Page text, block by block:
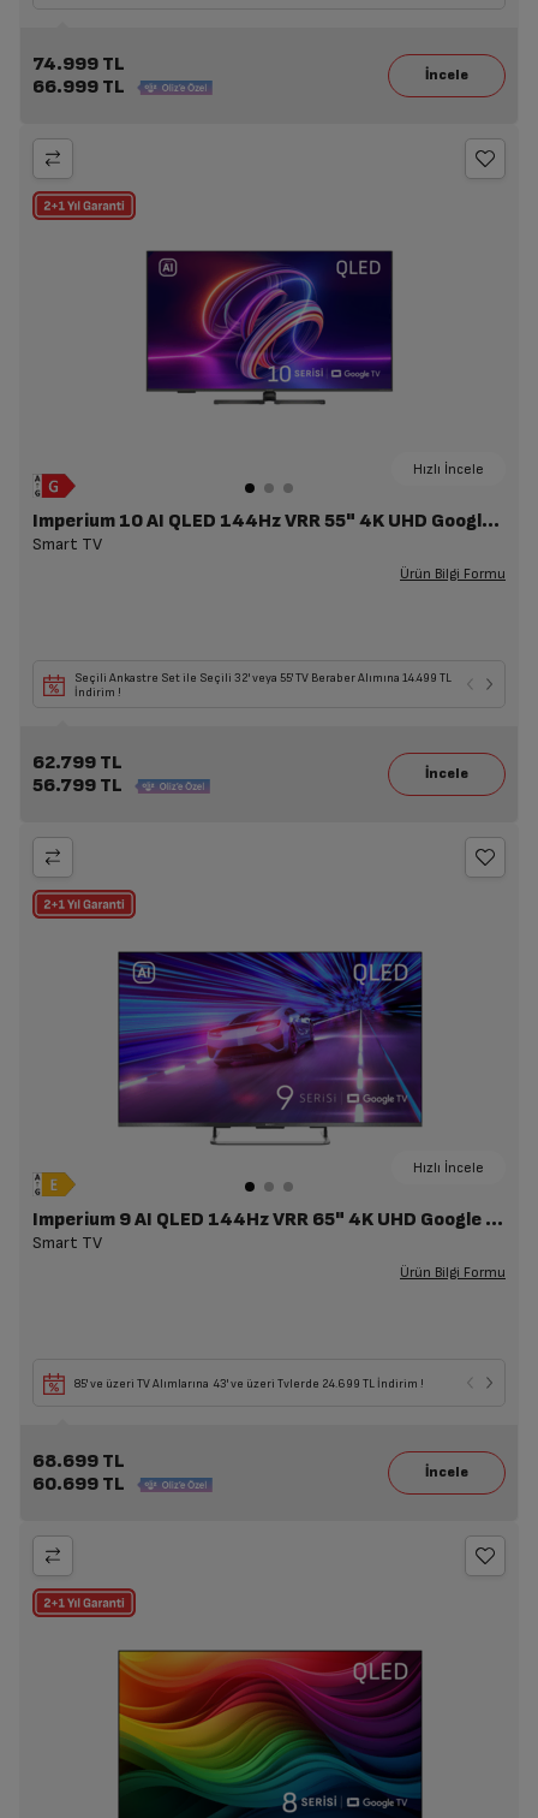
74.999 TL
66.999 TL
Hızlı İncele
Imperium 10 AI QLED 144Hz VRR 55" 4K UHD Google TV - A 1055 C AI
Smart TV
Ürün Bilgi Formu
Seçili Ankastre Set ile Seçili 32' veya 55' TV Beraber Alımına 14.499 TL
İndirim !
62.799 TL
56.799 TL
Hızlı İncele
Imperium 9 AI QLED 144Hz VRR 65" 4K UHD Google TV - A 965 C AI
Smart TV
Ürün Bilgi Formu
85' ve üzeri TV Alımlarına 43' ve üzeri Tvlerde 24.699 TL İndirim !
68.699 TL
60.699 TL